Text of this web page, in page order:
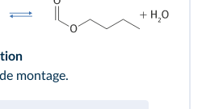
montage.